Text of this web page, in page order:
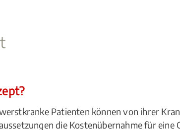
Patienten können von ihrer
die Kostenübernahme für eine